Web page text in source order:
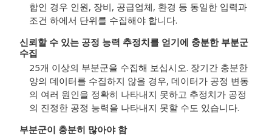
합인 경우 인원, 장비, 공급업체, 환경 등 동일한 입력과
조건 하에서 단위를 수집해야 합니다.
신뢰할 수 있는 공정 능력 추정치를 얻기에 충분한 부분군
수집
25개 이상의 부분군을 수집해 보십시오. 장기간 충분한
양의 데이터를 수집하지 않을 경우, 데이터가 공정 변동
의 여러 원인을 정확히 나타내지 못하고 추정치가 공정
의 진정한 공정 능력을 나타내지 못할 수도 있습니다.
부분군이 충분히 많아야 함